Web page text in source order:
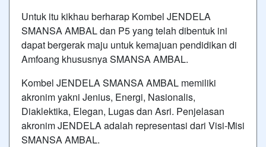
Untuk itu kikhau berharap Kombel JENDELA
SMANSA AMBAL dan P5 yang telah dibentuk ini
dapat bergerak maju untuk kemajuan pendidikan di
Amfoang khususnya SMANSA AMBAL.
Kombel JENDELA SMANSA AMBAL memiliki
akronim yakni Jenius, Energi, Nasionalis,
Diaklektika, Elegan, Lugas dan Asri. Penjelasan
akronim JENDELA adalah representasi dari Visi-Misi
SMANSA AMBAL.